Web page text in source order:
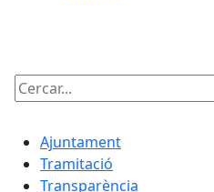
Cercar:
Ajuntament
Tramitació
Transparència